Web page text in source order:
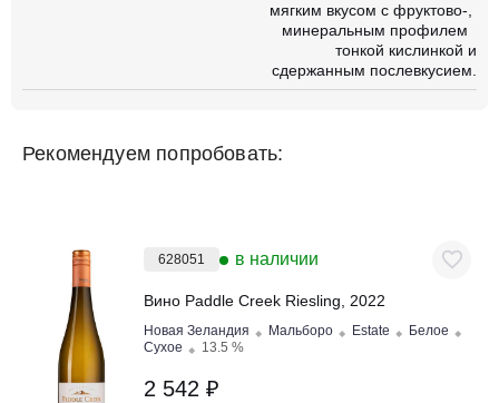
мягким вкусом с фруктово-
минеральным профилем
тонкой кислинкой и
сдержанным послевкусием.
Рекомендуем попробовать:
628051 в наличии
Вино Paddle Creek Riesling, 2022
Новая Зеландия Мальборо Estate
Белое
Сухое
13.5 %
2 542 ₽